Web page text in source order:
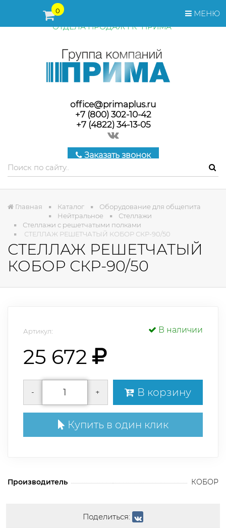
МЕНЮ
0
ПЕРЕД ОФОРМЛЕНИЕМ ЗАКАЗА, СТОИМОСТЬ И СРОКИ
ПОСТАВКИ ТОВАРА УТОЧНЯЙТЕ У МЕНЕДЖЕРОВ
ОТДЕЛА ПРОДАЖ ГК "ПРИМА"
office@primaplus.ru
+7 (800) 302-10-42
+7 (4822) 34-13-05
Заказать звонок
Главная Каталог
Оборудование для общепита
Нейтральное
Стеллажи
Стеллажи с решетчатыми полками
СТЕЛЛАЖ РЕШЕТЧАТЫЙ КОБОР СКР-90/50
СТЕЛЛАЖ РЕШЕТЧАТЫЙ
КОБОР СКР-90/50
Артикул: В наличии
25 672
- + В корзину
Купить в один клик
Производитель КОБОР
Поделиться: